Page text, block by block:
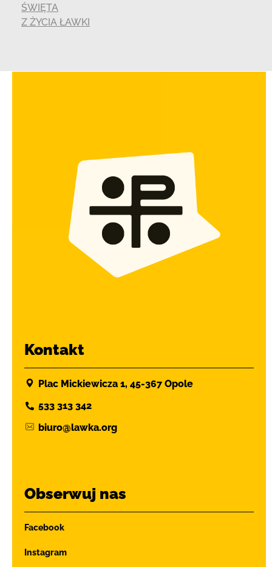
ŚWIĘTA
Z ŻYCIA ŁAWKI
Kontakt
Plac Mickiewicza 1, 45-367 Opole
533 313 342
biuro@lawka.org
Obserwuj nas
Facebook
Instagram